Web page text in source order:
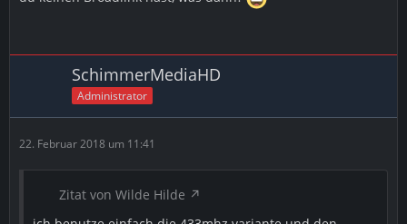
SchimmerMediaHD
Administrator
22. Februar 2018 um 11:41
Zitat von Wilde Hilde